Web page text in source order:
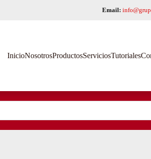
Email:
InicioNosotrosProductosServiciosTutoriales